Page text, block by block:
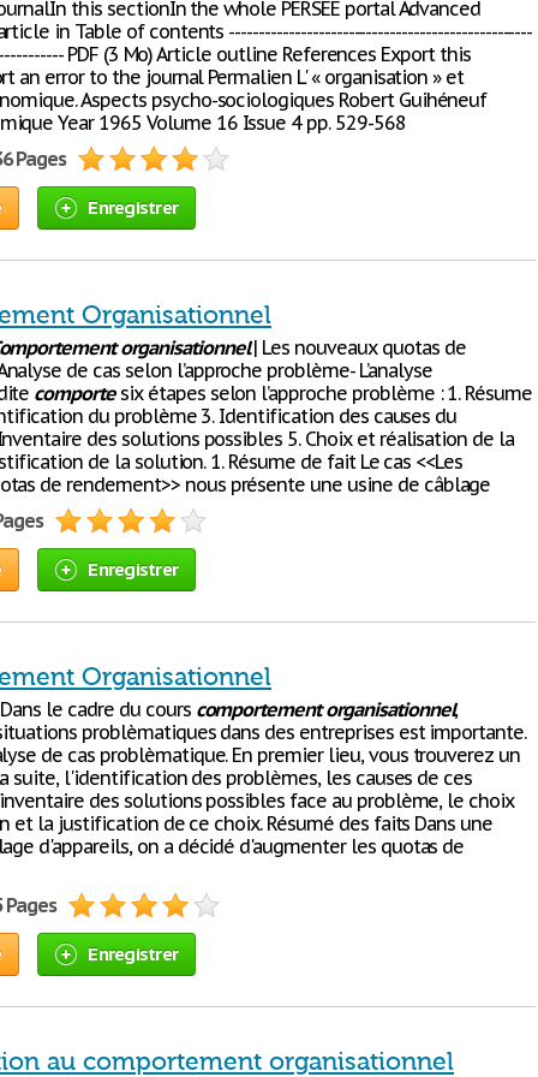
this sectionIn the whole PERSEE portal Advanced
in Table of contents ---------------------------------------------------
PDF (3 Mo) Article outline References Export this
an error to the journal Permalien L' « organisation » et
Aspects psycho-sociologiques Robert Guihéneuf
Year 1965 Volume 16 Issue 4 pp. 529-568
Pages
Enregistrer
Organisationnel
organisationnel| Les nouveaux quotas de
de cas selon l’approche problème- L’analyse
comportesix étapes selon l’approche problème : 1. Résume
du problème 3. Identification des causes du
des solutions possibles 5. Choix et réalisation de la
de la solution. 1. Résume de fait Le cas <<Les
de rendement>> nous présente une usine de câblage
Enregistrer
Organisationnel
le cadre du cours comportement organisationnel,
problèmatiques dans des entreprises est importante.
de cas problèmatique. En premier lieu, vous trouverez un
suite, l'identification des problèmes, les causes de ces
des solutions possibles face au problème, le choix
et la justification de ce choix. Résumé des faits Dans une
d'appareils, on a décidé d'augmenter les quotas de
Pages
Enregistrer
au comportement organisationnel